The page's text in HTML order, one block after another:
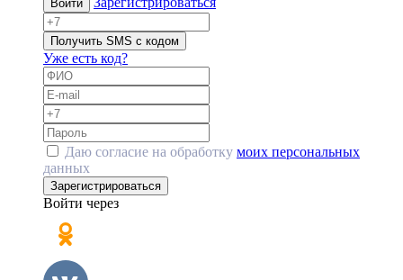
Войти
Получить SMS с кодом
Уже есть код?
Даю согласие на обработку моих персональных
данных
Зарегистрироваться
Войти через